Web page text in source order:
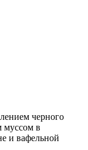
черного
муссом в
и вафельной